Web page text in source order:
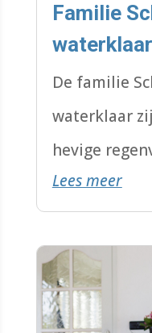
Familie
waterklaar
De familie
waterklaar
hevige
Lees meer